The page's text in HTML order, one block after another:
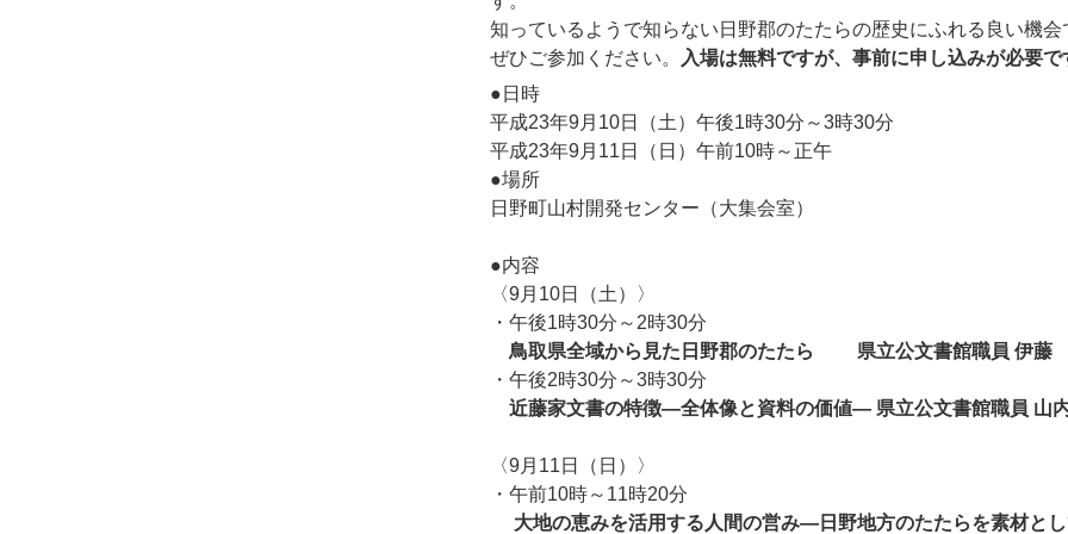
知っているようで知らない日野郡のたたらの歴史にふれる良い機会
ぜひご参加ください。
入場は無料ですが、事前に申し込みが必要で
●日時
平成23年9月10日（土）午後1時30分～3時30分
平成23年9月11日（日）午前10時～正午
●場所
日野町山村開発センター（大集会室）
●内容
〈9月10日（土）〉
・午後1時30分～2時30分
鳥取県全域から見た日野郡のたたら 県立公文書館職員 伊
・午後2時30分～3時30分
近藤家文書の特徴―全体像と資料の価値― 県立公文書館職員 山
〈9月11日（日）〉
・午前10時～11時20分
大地の恵みを活用する人間の営み―日野地方のたたらを素材と